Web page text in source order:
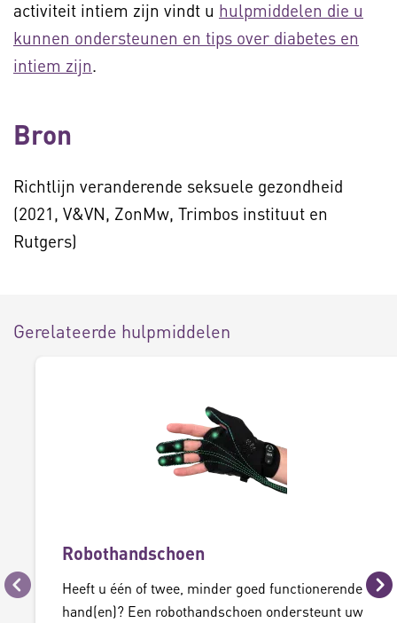
activiteit intiem zijn vindt u hulpmiddelen die u
kunnen ondersteunen en tips over diabetes en
intiem zijn.
Bron
Richtlijn veranderende seksuele gezondheid
(2021, V&VN, ZonMw, Trimbos instituut en
Rutgers)
Gerelateerde hulpmiddelen
Vorige
Robothandschoen
Heeft u één of twee, minder goed functionerende
hand(en)? Een robothandschoen ondersteunt uw